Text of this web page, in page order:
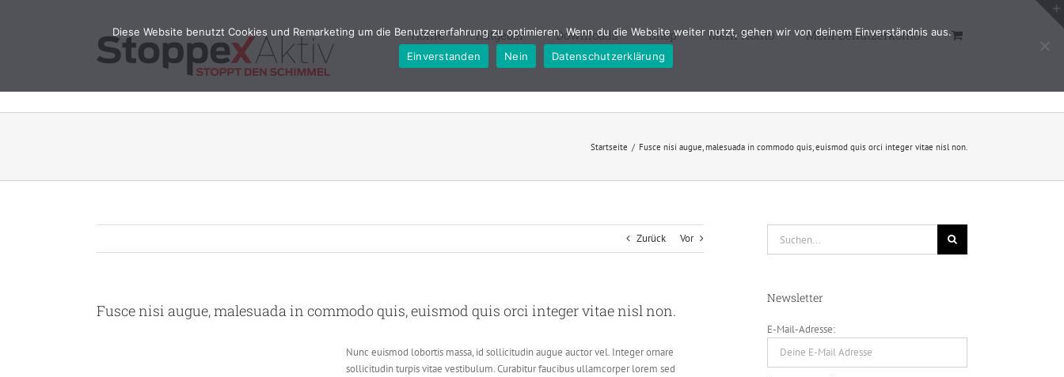
Home Ratgeber Downloads Shop Mein Konto Mein Benutzerkonto
Startseite / Fusce nisi augue, malesuada in commodo quis, euismod quis orci integer vitae nisl non.
Zurück Vor
Fusce nisi augue, malesuada in commodo quis, euismod quis orci integer vitae nisl non.
Nunc euismod lobortis massa, id sollicitudin augue auctor vel. Integer ornare
sollicitudin turpis vitae vestibulum. Curabitur faucibus ullamcorper lorem sed
Newsletter
E-Mail-Adresse:
Diese Website benutzt Cookies und Remarketing um die Benutzererfahrung zu optimieren. Wenn du die Website weiter nutzt, gehen wir von deinem Einverständnis aus.
Einverstanden
Nein Datenschutzerklärung